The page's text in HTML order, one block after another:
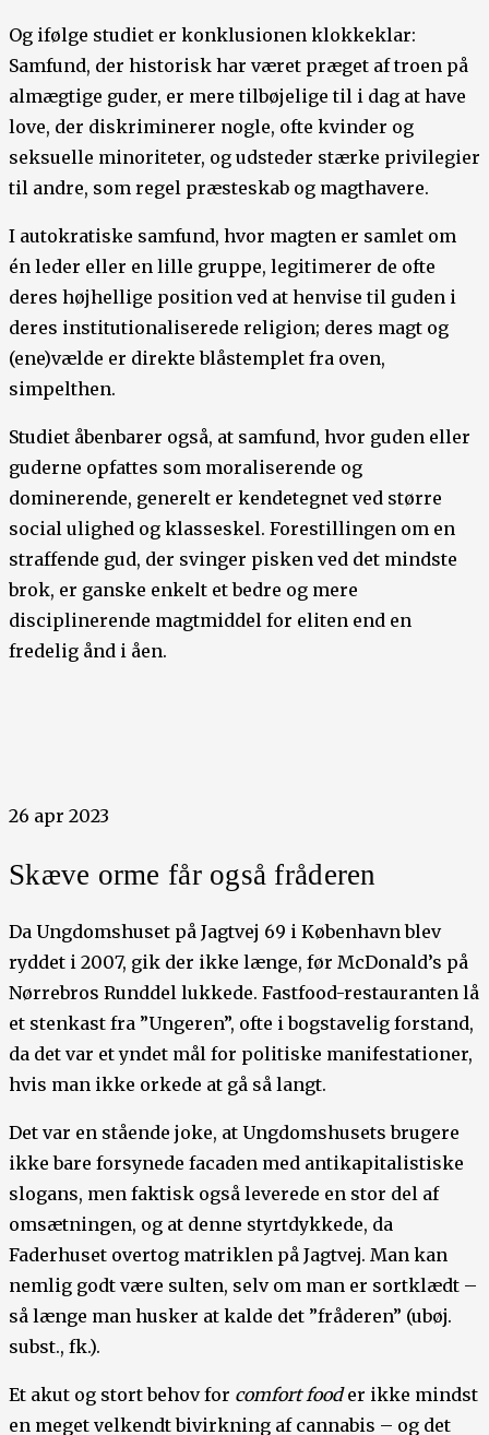
Og ifølge studiet er konklusionen klokkeklar:
Samfund, der historisk har været præget af troen på
almægtige guder, er mere tilbøjelige til i dag at have
love, der diskriminerer nogle, ofte kvinder og
seksuelle minoriteter, og udsteder stærke privilegier
til andre, som regel præsteskab og magthavere.
I autokratiske samfund, hvor magten er samlet om
én leder eller en lille gruppe, legitimerer de ofte
deres højhellige position ved at henvise til guden i
deres institutionaliserede religion; deres magt og
(ene)vælde er direkte blåstemplet fra oven,
simpelthen.
Studiet åbenbarer også, at samfund, hvor guden eller
guderne opfattes som moraliserende og
dominerende, generelt er kendetegnet ved større
social ulighed og klasseskel. Forestillingen om en
straffende gud, der svinger pisken ved det mindste
brok, er ganske enkelt et bedre og mere
disciplinerende magtmiddel for eliten end en
fredelig ånd i åen.
26 apr 2023
Skæve orme får også fråderen
Da Ungdomshuset på Jagtvej 69 i København blev
ryddet i 2007, gik der ikke længe, før McDonald’s på
Nørrebros Runddel lukkede. Fastfood-restauranten lå
et stenkast fra ”Ungeren”, ofte i bogstavelig forstand,
da det var et yndet mål for politiske manifestationer,
hvis man ikke orkede at gå så langt.
Det var en stående joke, at Ungdomshusets brugere
ikke bare forsynede facaden med antikapitalistiske
slogans, men faktisk også leverede en stor del af
omsætningen, og at denne styrtdykkede, da
Faderhuset overtog matriklen på Jagtvej. Man kan
nemlig godt være sulten, selv om man er sortklædt –
så længe man husker at kalde det ”fråderen” (ubøj.
subst., fk.).
Et akut og stort behov for comfort fooder ikke mindst
en meget velkendt bivirkning af cannabis – og det